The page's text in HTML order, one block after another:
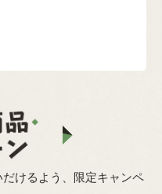
けるよう、限定キャンペ